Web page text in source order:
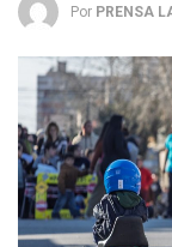
Por PRENSA